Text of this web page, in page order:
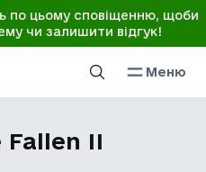
по цьому сповіщенню, щоби
чи залишити відгук!
Меню
II